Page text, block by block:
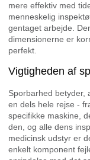
mere effektiv med
menneskelig
gentaget arbejde.
dimensionerne er
perfekt.
Vigtigheden af
Sporbarhed betyder,
en dels hele rejse -
specifikke maskine,
den, og alle dens
medicinsk udstyr er
enkelt komponent